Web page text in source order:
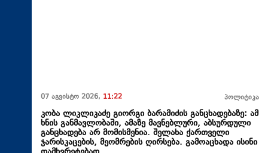
07 აგვისტო 2026, 11:22 პოლიტიკა
კობა ლიკლიკაძე გიორგი ბარამიძის განცხადებაზე: ამ
ხნის განმავლობაში, ამაზე მავნებლური, აბსურდული
განცხადება არ მომისმენია. შელახა ქართველი
ჯარისკაცების, მეომრების ღირსება. გამოაცხადა ისინი